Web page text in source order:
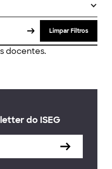
Limpar Filtros
docentes.
do ISEG